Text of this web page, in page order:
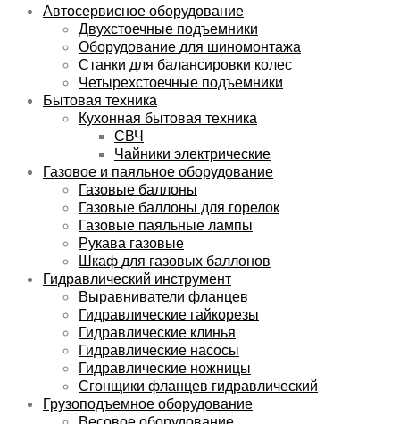
Автосервисное оборудование
Двухстоечные подъемники
Оборудование для шиномонтажа
Станки для балансировки колес
Четырехстоечные подъемники
Бытовая техника
Кухонная бытовая техника
СВЧ
Чайники электрические
Газовое и паяльное оборудование
Газовые баллоны
Газовые баллоны для горелок
Газовые паяльные лампы
Рукава газовые
Шкаф для газовых баллонов
Гидравлический инструмент
Выравниватели фланцев
Гидравлические гайкорезы
Гидравлические клинья
Гидравлические насосы
Гидравлические ножницы
Сгонщики фланцев гидравлический
Грузоподъемное оборудование